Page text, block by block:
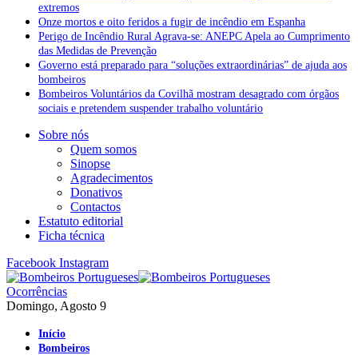
extremos
Onze mortos e oito feridos a fugir de incêndio em Espanha
Perigo de Incêndio Rural Agrava-se: ANEPC Apela ao Cumprimento
das Medidas de Prevenção
Governo está preparado para “soluções extraordinárias” de ajuda aos
bombeiros
Bombeiros Voluntários da Covilhã mostram desagrado com órgãos
sociais e pretendem suspender trabalho voluntário
Sobre nós
Quem somos
Sinopse
Agradecimentos
Donativos
Contactos
Estatuto editorial
Ficha técnica
Facebook Instagram
Ocorrências
Domingo, Agosto 9
Início
Bombeiros